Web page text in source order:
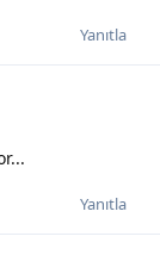
Yanıtla
Yanıtla